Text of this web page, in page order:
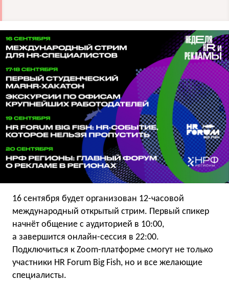
16 сентября будет организован 12-часовой
международный открытый стрим. Первый спикер
начнёт общение с аудиторией в 10:00,
а завершится онлайн-сессия в 22:00.
Подключиться к Zoom-платформе смогут не только
участники HR Forum Big Fish, но и все желающие
специалисты.